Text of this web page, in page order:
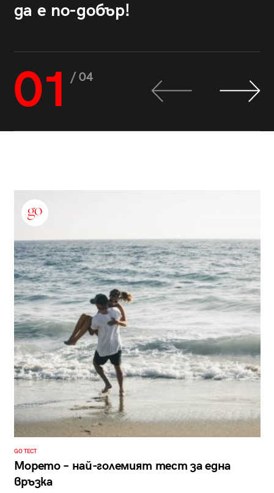
да е по-добър!
01 / 04
GO ТЕСТ
Морето – най-големият тест за една
връзка